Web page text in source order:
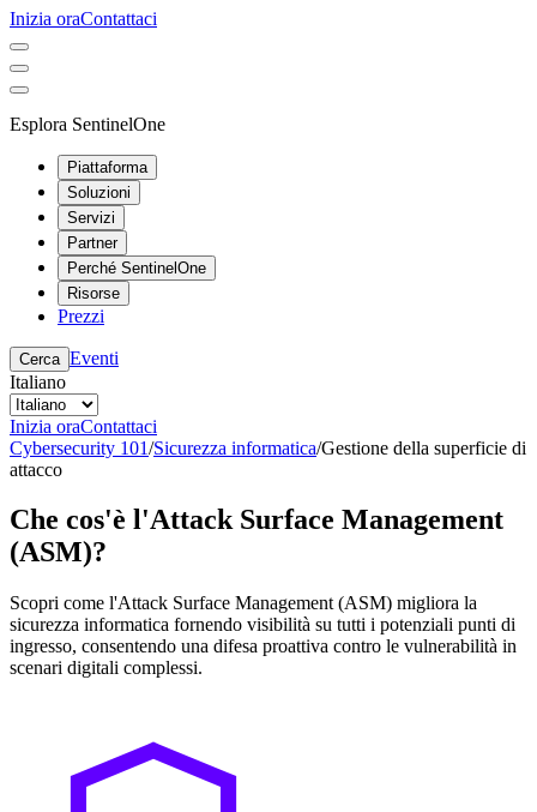
Inizia oraContattaci
Esplora SentinelOne
Piattaforma
Soluzioni
Servizi
Partner
Perché SentinelOne
Risorse
Prezzi
Cerca Eventi
Italiano
Inizia oraContattaci
Cybersecurity 101/Sicurezza informatica/Gestione della superficie di
attacco
Che cos'è l'Attack Surface Management
(ASM)?
Scopri come l'Attack Surface Management (ASM) migliora la
sicurezza informatica fornendo visibilità su tutti i potenziali punti di
ingresso, consentendo una difesa proattiva contro le vulnerabilità in
scenari digitali complessi.